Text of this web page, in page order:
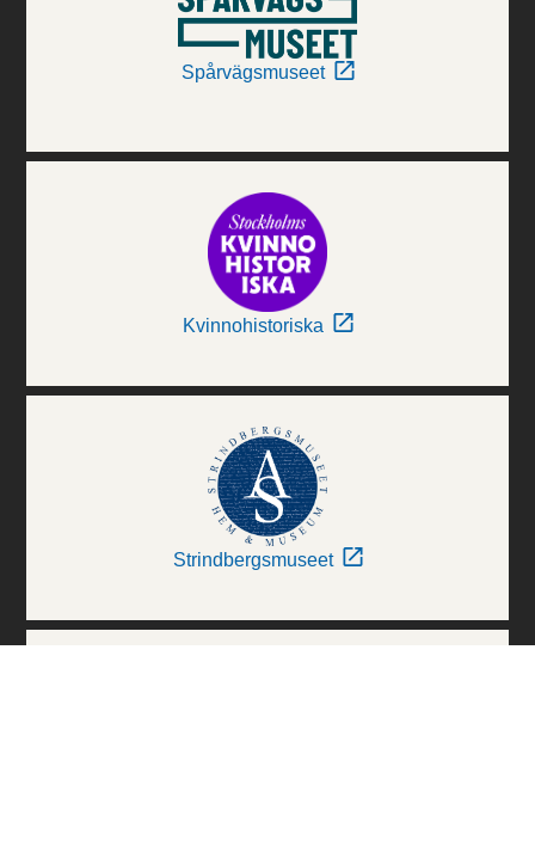
Spårvägsmuseet
Kvinnohistoriska
Strindbergsmuseet